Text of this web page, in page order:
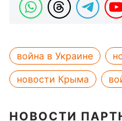
война в Украине
новости Крыма
НОВОСТИ